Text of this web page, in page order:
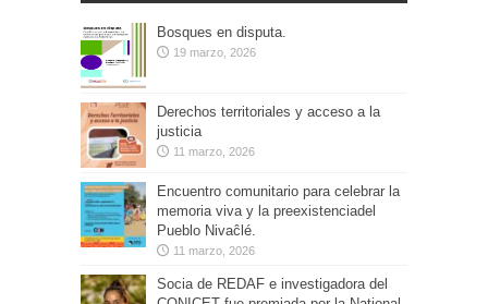
Bosques en disputa.
19 marzo, 2026
Derechos territoriales y acceso a la
justicia
11 marzo, 2026
Encuentro comunitario para celebrar la
memoria viva y la preexistenciadel
Pueblo Nivaĉlé.
11 marzo, 2026
Socia de REDAF e investigadora del